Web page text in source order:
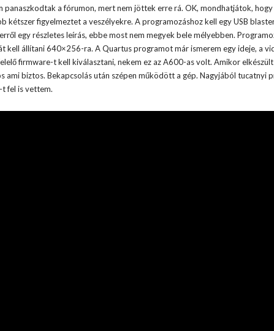
panaszkodtak a fórumon, mert nem jöttek erre rá. OK, mondhatjátok, hogy
kétszer figyelmeztet a veszélyekre. A programozáshoz kell egy USB
egy részletes leírás, ebbe most nem megyek bele mélyebben.
kell állítani 640×256-ra. A Quartus programot már ismerem egy ideje, a
firmware-t kell kiválasztani, nekem ez az A600-as volt. Amikor
biztos. Bekapcsolás után szépen működött a gép. Nagyjából tucatnyi
fel is vettem.